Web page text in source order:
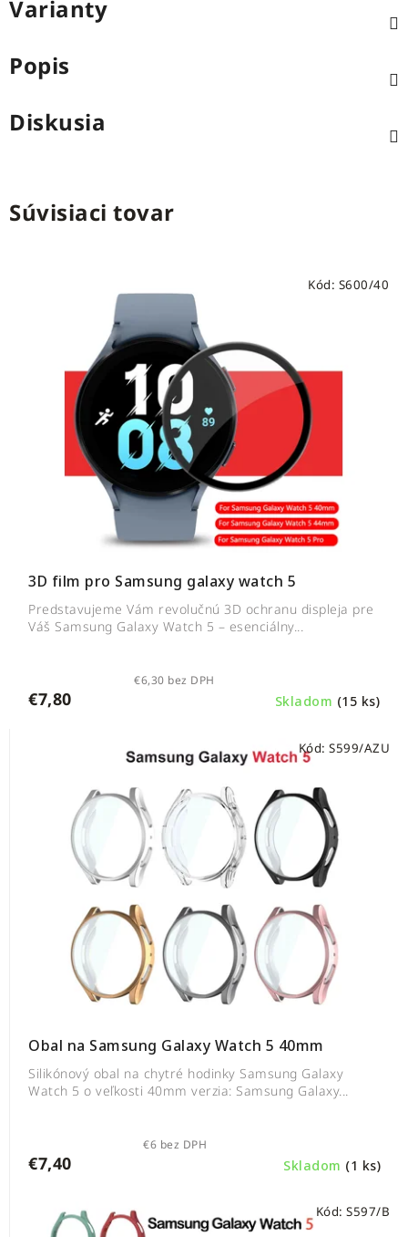
Varianty
Popis
Diskusia
Súvisiaci tovar
3D film pro Samsung galaxy watch 5
Skladom (15 ks)
€6,30 bez DPH
€7,80
Predstavujeme Vám revolučnú 3D ochranu displeja pre
Váš Samsung Galaxy Watch 5 – esenciálny...
Kód: S600/40
Obal na Samsung Galaxy Watch 5 40mm
Skladom (1 ks)
€6 bez DPH
€7,40
Silikónový obal na chytré hodinky Samsung Galaxy
Watch 5 o veľkosti 40mm verzia: Samsung Galaxy...
Kód: S599/AZU
Kód: S597/B